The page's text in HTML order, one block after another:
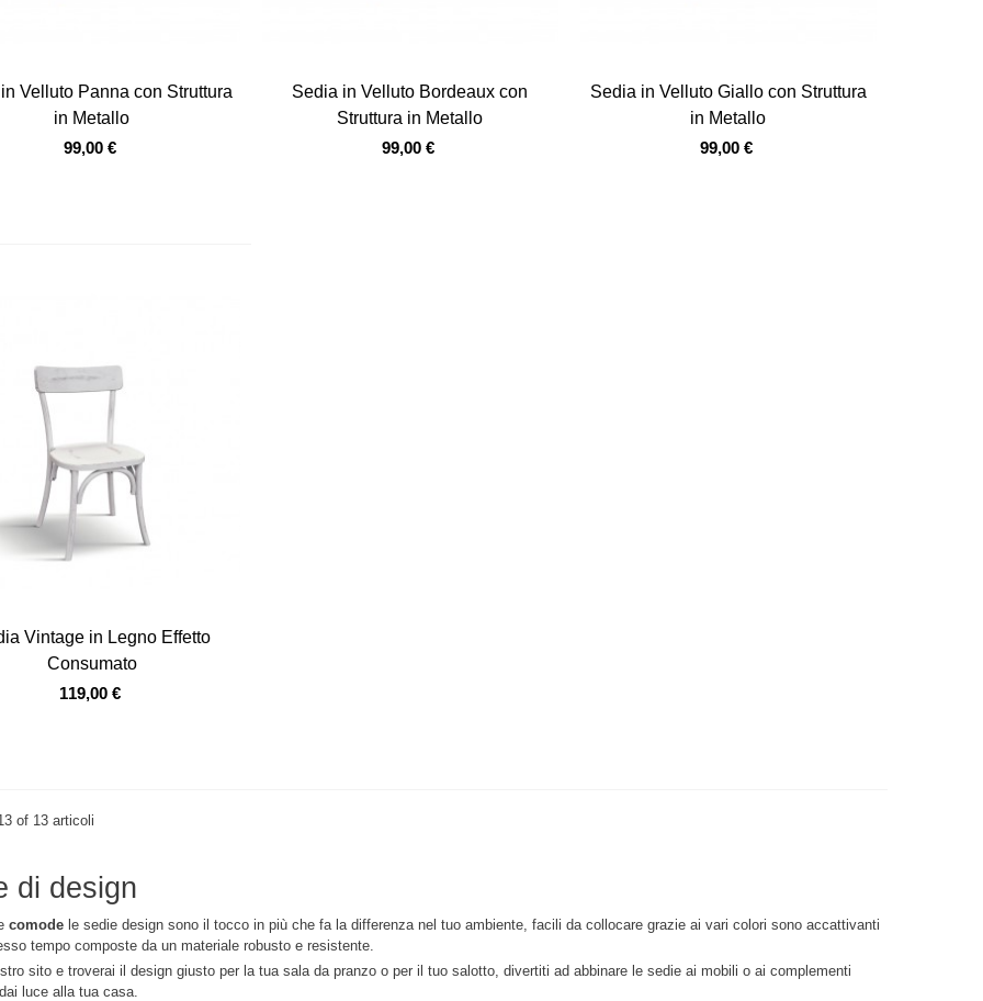
Vista veloce
Velluto Panna con Struttura
in Metallo
99,00 €
Vista veloce
Sedia in Velluto Bordeaux con
Struttura in Metallo
99,00 €
Vista veloce
Sedia in Velluto Giallo con Struttura
in Metallo
99,00 €
Vista veloce
Vintage in Legno Effetto
Consumato
119,00 €
of 13 articoli
di design
comode le sedie design sono il tocco in più che fa la differenza nel tuo ambiente, facili da collocare grazie ai vari colori sono accattivanti
tempo composte da un materiale robusto e resistente.
sito e troverai il design giusto per la tua sala da pranzo o per il tuo salotto, divertiti ad abbinare le sedie ai mobili o ai complementi
luce alla tua casa.